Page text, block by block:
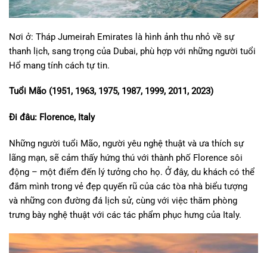
Nơi ở: Tháp Jumeirah Emirates là hình ảnh thu nhỏ về sự
thanh lịch, sang trọng của Dubai, phù hợp với những người tuổi
Hổ mang tính cách tự tin.
Tuổi Mão (1951, 1963, 1975, 1987, 1999, 2011, 2023)
Đi đâu: Florence, Italy
Những người tuổi Mão, người yêu nghệ thuật và ưa thích sự
lãng mạn, sẽ cảm thấy hứng thú với thành phố Florence sôi
động – một điểm đến lý tưởng cho họ. Ở đây, du khách có thể
đắm mình trong vẻ đẹp quyến rũ của các tòa nhà biểu tượng
và những con đường đá lịch sử, cùng với việc thăm phòng
trưng bày nghệ thuật với các tác phẩm phục hưng của Italy.